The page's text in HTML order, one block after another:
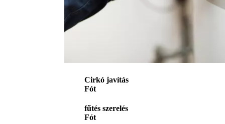
Cirkó javítás
Fót
fűtés szerelés
Fót